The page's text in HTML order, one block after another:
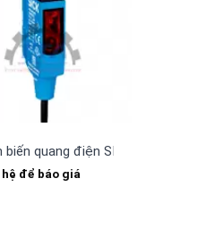
biến quang điện SICK WTB9-
hệ để báo giá